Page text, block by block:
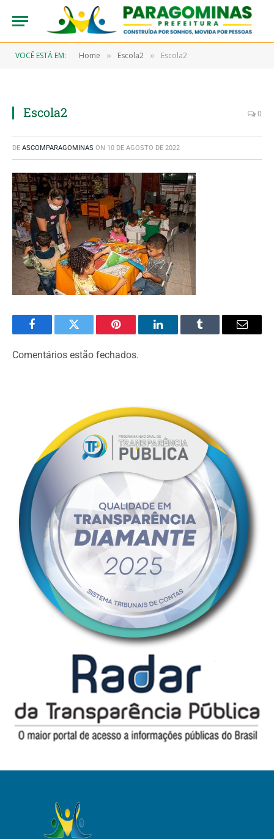
VOCÊ ESTÁ EM: Home » Escola2 » Escola2
Escola2 0
DE ASCOMPARAGOMINAS ON 10 DE AGOSTO DE 2022
FacebookTwitter Pinterest LinkedInTumblr Email
Comentários estão fechados.